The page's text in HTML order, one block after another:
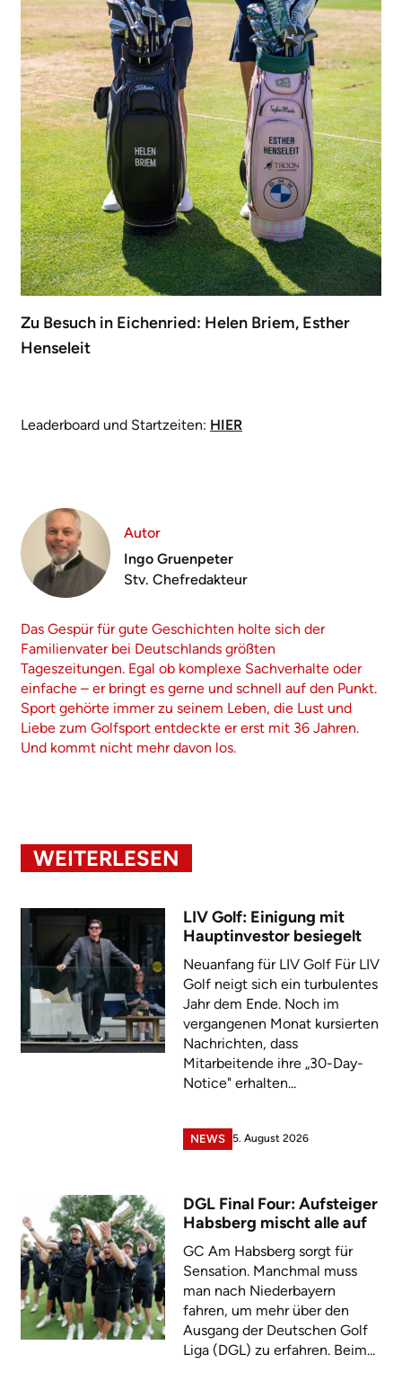
Zu Besuch in Eichenried: Helen Briem, Esther
Henseleit
Leaderboard und Startzeiten: HIER
Autor
Ingo Gruenpeter
Stv. Chefredakteur
Das Gespür für gute Geschichten holte sich der
Familienvater bei Deutschlands größten
Tageszeitungen. Egal ob komplexe Sachverhalte oder
einfache – er bringt es gerne und schnell auf den Punkt.
Sport gehörte immer zu seinem Leben, die Lust und
Liebe zum Golfsport entdeckte er erst mit 36 Jahren.
Und kommt nicht mehr davon los.
WEITERLESEN
LIV Golf: Einigung mit
Hauptinvestor besiegelt
Neuanfang für LIV Golf Für LIV
Golf neigt sich ein turbulentes
Jahr dem Ende. Noch im
vergangenen Monat kursierten
Nachrichten, dass
Mitarbeitende ihre „30-Day-
Notice" erhalten...
NEWS 5. August 2026
DGL Final Four: Aufsteiger
Habsberg mischt alle auf
GC Am Habsberg sorgt für
Sensation. Manchmal muss
man nach Niederbayern
fahren, um mehr über den
Ausgang der Deutschen Golf
Liga (DGL) zu erfahren. Beim...